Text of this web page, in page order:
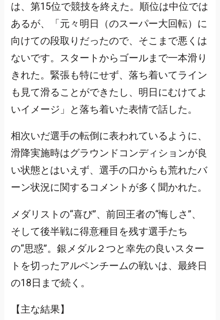
は、第15位で競技を終えた。順位は中位では
あるが、「元々明日（のスーパー大回転）に
向けての段取りだったので、そこまで悪くは
ないです。スタートからゴールまで一本滑り
きれた。緊張も特にせず、落ち着いてライン
も見て滑ることができたし、明日にむけてよ
いイメージ」と落ち着いた表情で話した。
相次いだ選手の転倒に表われているように、
滑降実施時はグラウンドコンディションが良
い状態とはいえず、選手の口からも荒れたバ
ーン状況に関するコメントが多く聞かれた。
メダリストの“喜び”、前回王者の“悔しさ”、
そして後半戦に得意種目を残す選手たち
の“思惑”。銀メダル２つと幸先の良いスター
トを切ったアルペンチームの戦いは、最終日
の18日まで続く。
【主な結果】